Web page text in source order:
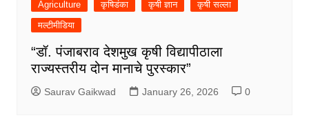
Agriculture कृषिडंका कृषी ज्ञान
कृषी सल्ला
मल्टीमीडिया
“डॉ. पंजाबराव देशमुख कृषी विद्यापीठाला
राज्यस्तरीय दोन मानाचे पुरस्कार”
Saurav Gaikwad January 26, 2026 0